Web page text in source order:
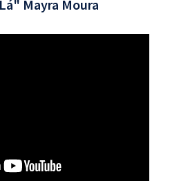
Mayra Moura